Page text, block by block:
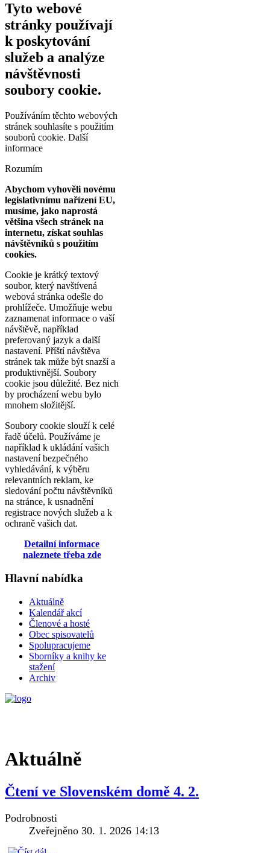
Tyto webové
stránky používají
k poskytování
služeb a analýze
návštěvnosti
soubory cookie.
Používáním těchto webových
stránek souhlasíte s použitím
souborů cookie. Další
informace
Rozumím
Abychom vyhověli novému
legislativnímu nařízení EU,
musíme, jako naprostá
většina všech stránek na
internetu, získat souhlas
návštěvníků s použitím
cookies.
Cookie je krátký textový
soubor, který navštívená
webová stránka odešle do
prohlížeče. Umožňuje webu
zaznamenat informace o vaší
návštěvě, například
preferovaný jazyk a další
nastavení. Příští návštěva
stránek tak může být snazší a
produktivnější. Soubory
cookie jsou důležité. Bez nich
by procházení webu bylo
mnohem složitější.
Soubory cookie slouží k celé
řadě účelů. Používáme je
například k ukládání vašich
nastavení bezpečného
vyhledávání, k výběru
relevantních reklam, ke
sledování počtu návštěvníků
na stránce, k usnadnění
registrace nových služeb a k
ochraně vašich dat.
Detailní informace
naleznete třeba zde
Hlavní nabídka
Aktuálně
Kalendář akcí
Členové a hosté
Obec spisovatelů
Spolupracujeme
Sborníky a knihy ke
stažení
Archiv
Aktuálně
Čtení ve Slovenském domě 4. 2.
Podrobnosti
Zveřejněno 30. 1. 2026 14:13